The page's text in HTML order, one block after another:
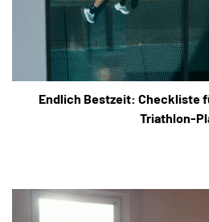
Endlich Bestzeit: Checkliste
Triathlon-